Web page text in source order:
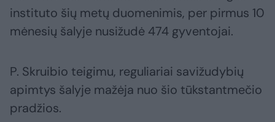
instituto šių metų duomenimis, per pirmus 10
mėnesių šalyje nusižudė 474 gyventojai.
P. Skruibio teigimu, reguliariai savižudybių
apimtys šalyje mažėja nuo šio tūkstantmečio
pradžios.